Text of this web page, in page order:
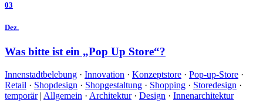
03
Dez.
Was bitte ist ein „Pop Up Store“?
Innenstadtbelebung · Innovation · Konzeptstore · Pop-up-Store ·
Retail · Shopdesign · Shopgestaltung · Shopping · Storedesign ·
temporär| Allgemein · Architektur· Design · Innenarchitektur